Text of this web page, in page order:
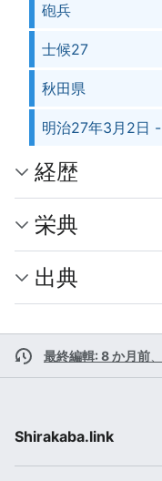
砲兵
士候27
秋田県
明治27年3月2日 -
経歴
栄典
出典
最終編輯: 8 か月前
Shirakaba.link